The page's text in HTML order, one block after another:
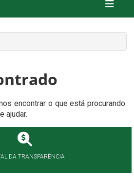
encontrar o que está procurando.
ajudar.
DA TRANSPARÊNCIA